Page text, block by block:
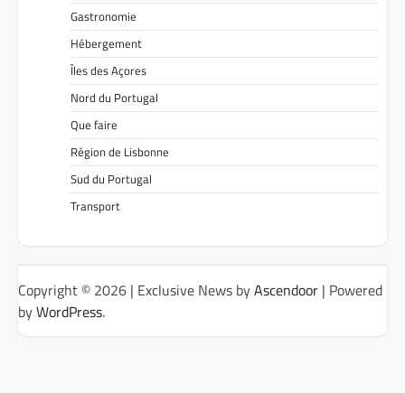
Gastronomie
Hébergement
Îles des Açores
Nord du Portugal
Que faire
Région de Lisbonne
Sud du Portugal
Transport
Copyright © 2026 | Exclusive News byAscendoor | Powered
byWordPress.